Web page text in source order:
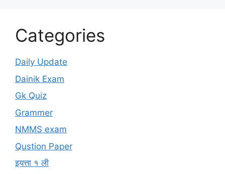
Categories
Daily Update
Dainik Exam
Gk Quiz
Grammer
NMMS exam
Qustion Paper
इयत्ता १ ली